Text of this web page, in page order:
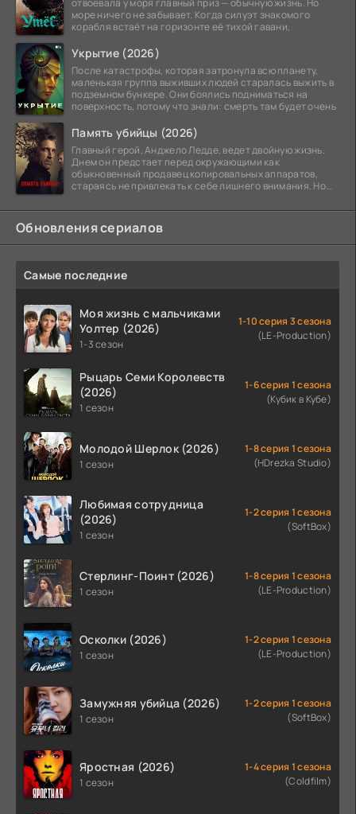
отвоевала у моря главный приз — обычную жизнь. Но
море ничего не забывает. Когда силуэт знакомого
корабля встаёт на горизонте её тихой гавани,
Укрытие (2026)
После катастрофы, которая затронула всю планету,
маленькая группа выживших людей старалась выжить в
подземном бункере. Они боялись подниматься на
поверхность, потому что знали: смерть там будет очень
Память убийцы (2026)
Главный герой, Анджело Ледде, ведет двойную жизнь.
Днем он предстает перед окружающими как
обыкновенный продавец копировальных аппаратов,
стараясь не привлекать к себе лишнего внимания. Но
Обновления сериалов
Самые последние
Моя жизнь с мальчиками
Уолтер (2026)
1-3 сезон
1-10 серия 3 сезона
(LE-Production)
Рыцарь Семи Королевств
(2026)
1 сезон
1-6 серия 1 сезона
(Кубик в Кубе)
Молодой Шерлок (2026)
1 сезон
1-8 серия 1 сезона
(HDrezka Studio)
Любимая сотрудница
(2026)
1 сезон
1-2 серия 1 сезона
(SoftBox)
Стерлинг-Поинт (2026)
1 сезон
1-8 серия 1 сезона
(LE-Production)
Осколки (2026)
1 сезон
1-2 серия 1 сезона
(LE-Production)
Замужняя убийца (2026)
1 сезон
1-2 серия 1 сезона
(SoftBox)
Яростная (2026)
1 сезон
1-4 серия 1 сезона
(Coldfilm)